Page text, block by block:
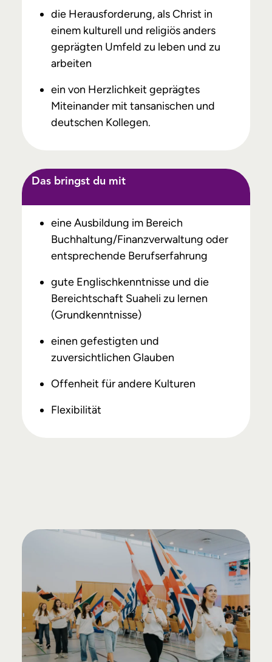
die Herausforderung, als Christ in
einem kulturell und religiös anders
geprägten Umfeld zu leben und zu
arbeiten
ein von Herzlichkeit geprägtes
Miteinander mit tansanischen und
deutschen Kollegen.
Das bringst du mit
eine Ausbildung im Bereich
Buchhaltung/‌Finanzverwaltung oder
entsprechende Berufserfahrung
gute Englischkenntnisse und die
Bereichtschaft Suaheli zu lernen
(Grundkenntnisse)
einen gefestigten und
zuversichtlichen Glauben
Offenheit für andere Kulturen
Flexibilität